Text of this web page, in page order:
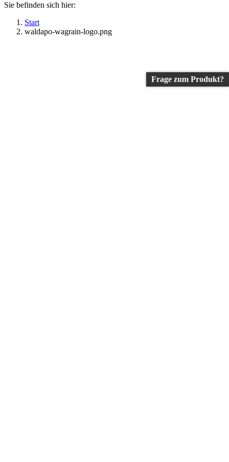
Sie befinden sich hier:
Start
waldapo-wagrain-logo.png
Frage zum Produkt?